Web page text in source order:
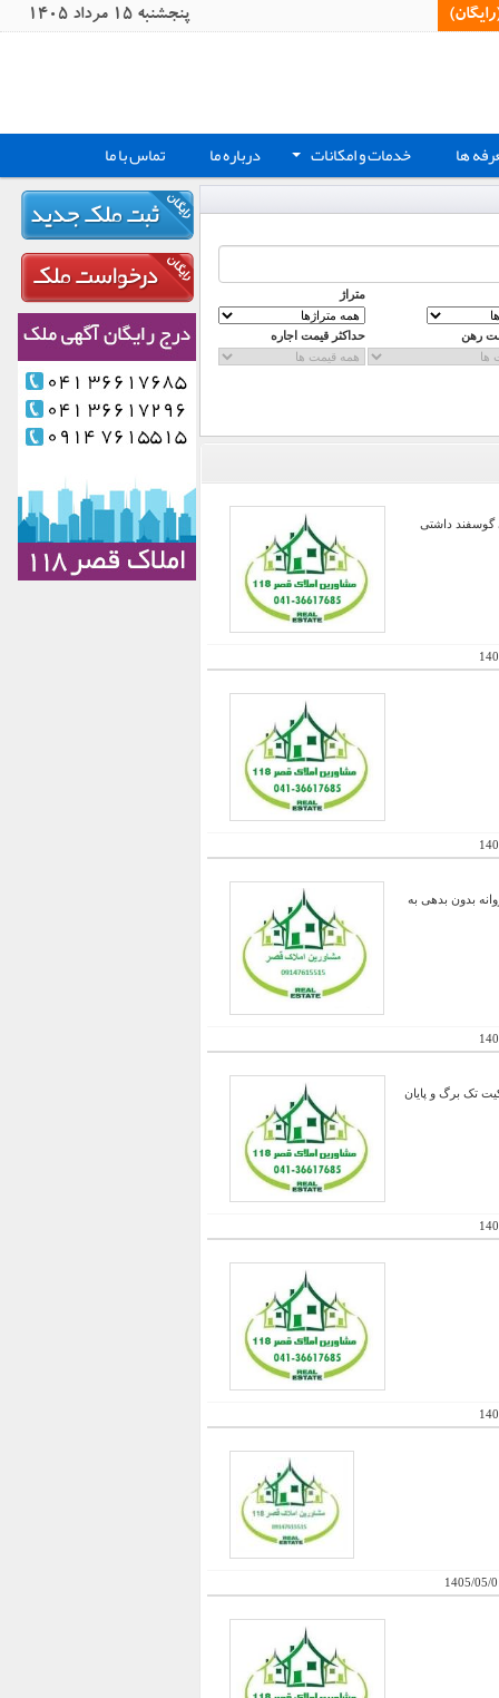
پنجشنبه 15 مرداد 1405
ها + خدمات و امکانات درباره ما تماس با ما
متراژ
رهن حداکثر قیمت اجاره
روستاهای ساری دارای پروانه گاو شیری 100 راسی و کل گله 200 راسی گوسفند داشتی
بدون بدهی به
رو باز در زمینی به مساحت 1597 دارای سند مالکیت تک برگ و پایان
1405/05/